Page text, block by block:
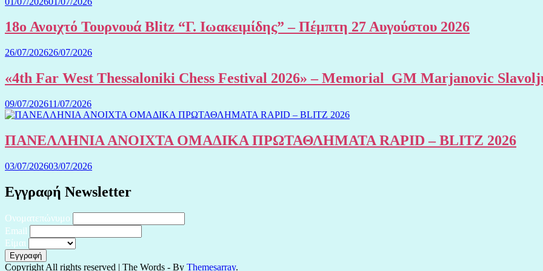
18ο Ανοιχτό Τουρνουά Blitz “Γ. Ιωακειμίδης” – Πέμπτη 27 Αυγούστου 2026
26/07/202626/07/2026
«4th Far West Thessaloniki Chess Festival 2026» – Memorial GM Marjanovic
09/07/202611/07/2026
ΠΑΝΕΛΛΗΝΙΑ ΑΝΟΙΧΤΑ ΟΜΑΔΙΚΑ ΠΡΩΤΑΘΛΗΜΑΤΑ RAPID – BLITZ 2026
03/07/202603/07/2026
Εγγραφή Newsletter
Ονοματεπώνυμο
Email
Είμαι
Copyright All rights reserved | The Words - By Themesarray.